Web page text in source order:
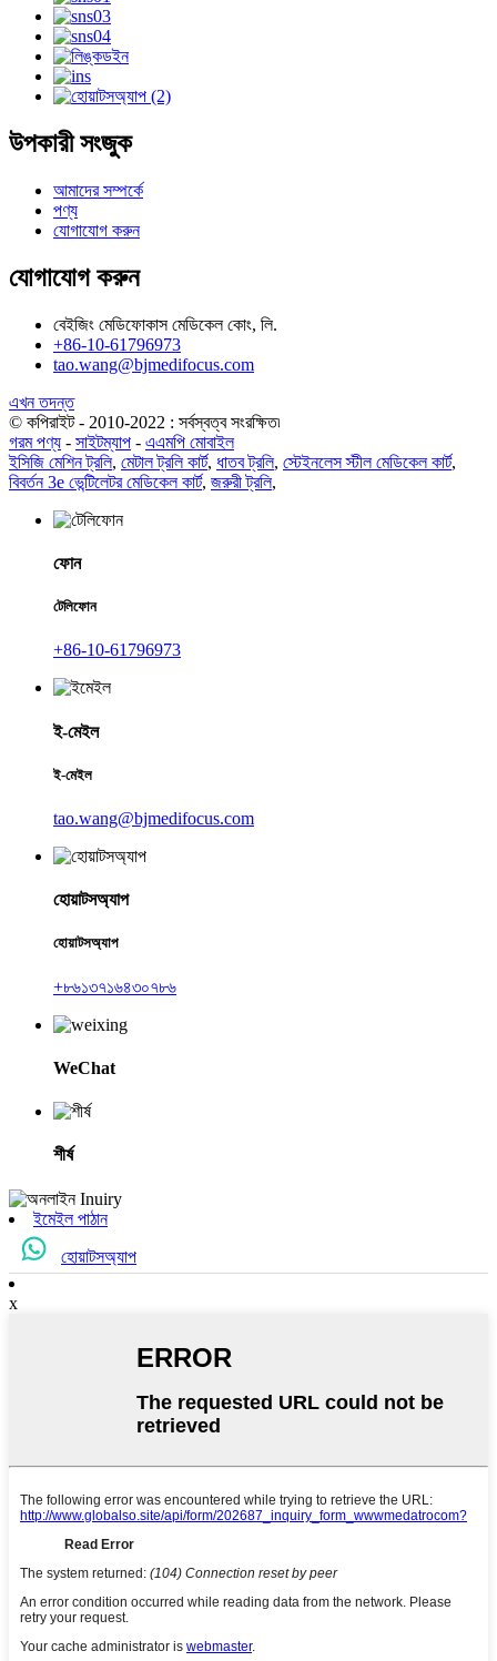
উপকারী সংজুক
আমাদের সম্পর্কে
পণ্য
যোগাযোগ করুন
যোগাযোগ করুন
বেইজিং মেডিফোকাস মেডিকেল কোং, লি.
+86-10-61796973
tao.wang@bjmedifocus.com
এখন তদন্ত
© কপিরাইট - 2010-2022 : সর্বস্বত্ব সংরক্ষিত৷
গরম পণ্য - সাইটম্যাপ - এএমপি মোবাইল
ইসিজি মেশিন ট্রলি, মেটাল ট্রলি কার্ট, ধাতব ট্রলি, স্টেইনলেস স্টীল মেডিকেল কার্ট,
বিবর্তন 3e ভেন্টিলেটর মেডিকেল কার্ট, জরুরী ট্রলি,
ফোন
টেলিফোন
+86-10-61796973
ই-মেইল
ই-মেইল
tao.wang@bjmedifocus.com
হোয়াটসঅ্যাপ
হোয়াটসঅ্যাপ
+৮৬১৩৭১৬৪৩০৭৮৬
WeChat
শীর্ষ
ইমেইল পাঠান
হোয়াটসঅ্যাপ
x